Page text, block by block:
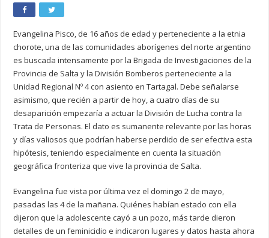
Evangelina Pisco, de 16 años de edad y perteneciente a la etnia
chorote, una de las comunidades aborígenes del norte argentino
es buscada intensamente por la Brigada de Investigaciones de la
Provincia de Salta y la División Bomberos perteneciente a la
Unidad Regional Nº 4 con asiento en Tartagal. Debe señalarse
asimismo, que recién a partir de hoy, a cuatro días de su
desaparición empezaría a actuar la División de Lucha contra la
Trata de Personas. El dato es sumanente relevante por las horas
y días valiosos que podrían haberse perdido de ser efectiva esta
hipótesis, teniendo especialmente en cuenta la situación
geográfica fronteriza que vive la provincia de Salta.
Evangelina fue vista por última vez el domingo 2 de mayo,
pasadas las 4 de la mañana. Quiénes habían estado con ella
dijeron que la adolescente cayó a un pozo, más tarde dieron
detalles de un feminicidio e indicaron lugares y datos hasta ahora